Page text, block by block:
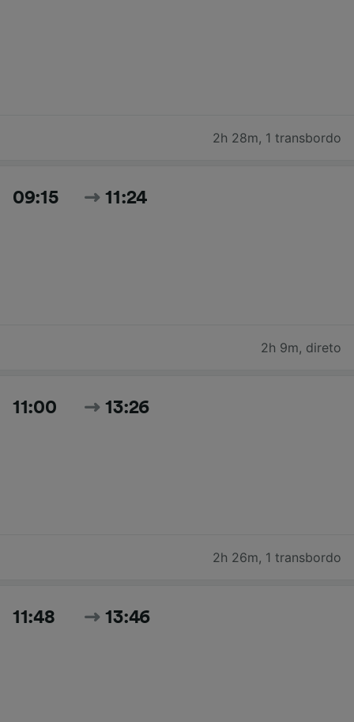
2h 28m, 1 transbordo
09:15 11:24
2h 9m, direto
11:00 13:26
2h 26m, 1 transbordo
11:48 13:46